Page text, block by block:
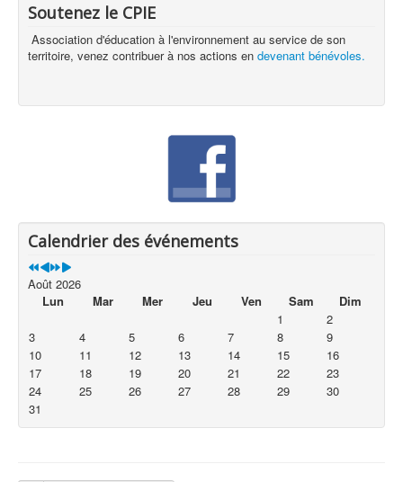
Soutenez le CPIE
Association d'éducation à l'environnement au service de son
territoire, venez contribuer à nos actions en devenant bénévoles.
Calendrier des événements
Août 2026
Lun
Mar Mer Jeu Ven Sam
Dim
1
2
3
4 5 6 7 8
9
10
11 12 13 14 15
16
17
18 19 20 21 22
23
24
25 26 27 28 29
30
31